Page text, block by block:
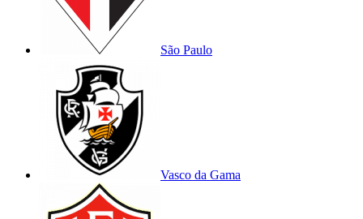
São Paulo
Vasco da Gama